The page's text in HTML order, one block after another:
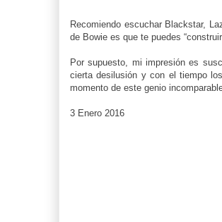
Recomiendo escuchar Blackstar,
de Bowie es que te puedes
Por supuesto, mi impresión es
cierta desilusión y con el tiempo
momento de este genio
3 Enero 2016